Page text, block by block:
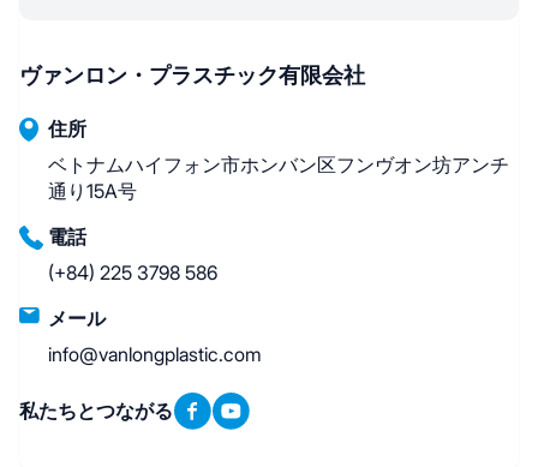
ヴァンロン・プラスチック有限会社
住所
ベトナムハイフォン市ホンバン区フンヴオン坊アンチ
通り15A号
電話
(+84) 225 3798 586
メール
info@vanlongplastic.com
私たちとつながる